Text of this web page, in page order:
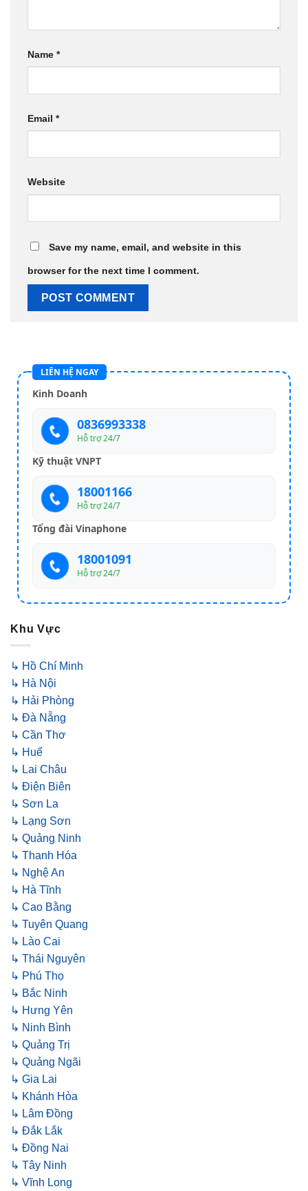
Name *
Email *
Website
Save my name, email, and website in this
browser for the next time I comment.
LIÊN HỆ NGAY
Kinh Doanh
0836993338
Hỗ trợ 24/7
Kỹ thuật VNPT
18001166
Hỗ trợ 24/7
Tổng đài Vinaphone
18001091
Hỗ trợ 24/7
Khu Vực
↳ Hồ Chí Minh
↳ Hà Nội
↳ Hải Phòng
↳ Đà Nẵng
↳ Cần Thơ
↳ Huế
↳ Lai Châu
↳ Điện Biên
↳ Sơn La
↳ Lạng Sơn
↳ Quảng Ninh
↳ Thanh Hóa
↳ Nghệ An
↳ Hà Tĩnh
↳ Cao Bằng
↳ Tuyên Quang
↳ Lào Cai
↳ Thái Nguyên
↳ Phú Thọ
↳ Bắc Ninh
↳ Hưng Yên
↳ Ninh Bình
↳ Quảng Trị
↳ Quảng Ngãi
↳ Gia Lai
↳ Khánh Hòa
↳ Lâm Đồng
↳ Đắk Lắk
↳ Đồng Nai
↳ Tây Ninh
↳ Vĩnh Long